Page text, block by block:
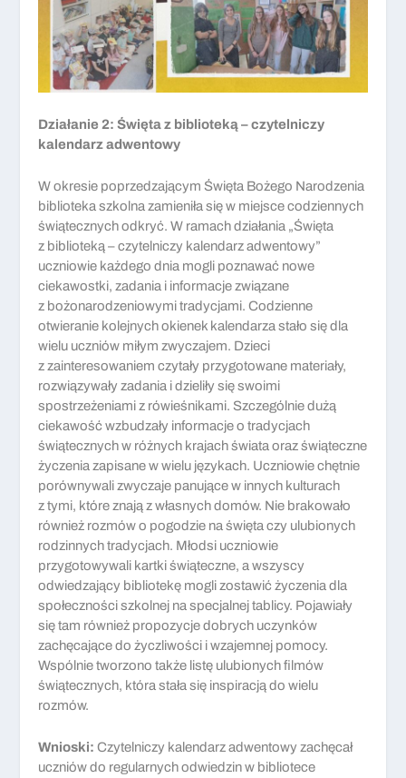
Działanie 2: Święta z biblioteką – czytelniczy
kalendarz adwentowy
W okresie poprzedzającym Święta Bożego Narodzenia
biblioteka szkolna zamieniła się w miejsce codziennych
świątecznych odkryć. W ramach działania „Święta
z biblioteką – czytelniczy kalendarz adwentowy”
uczniowie każdego dnia mogli poznawać nowe
ciekawostki, zadania i informacje związane
z bożonarodzeniowymi tradycjami. Codzienne
otwieranie kolejnych okienek kalendarza stało się dla
wielu uczniów miłym zwyczajem. Dzieci
z zainteresowaniem czytały przygotowane materiały,
rozwiązywały zadania i dzieliły się swoimi
spostrzeżeniami z rówieśnikami. Szczególnie dużą
ciekawość wzbudzały informacje o tradycjach
świątecznych w różnych krajach świata oraz świąteczne
życzenia zapisane w wielu językach. Uczniowie chętnie
porównywali zwyczaje panujące w innych kulturach
z tymi, które znają z własnych domów. Nie brakowało
również rozmów o pogodzie na święta czy ulubionych
rodzinnych tradycjach. Młodsi uczniowie
przygotowywali kartki świąteczne, a wszyscy
odwiedzający bibliotekę mogli zostawić życzenia dla
społeczności szkolnej na specjalnej tablicy. Pojawiały
się tam również propozycje dobrych uczynków
zachęcające do życzliwości i wzajemnej pomocy.
Wspólnie tworzono także listę ulubionych filmów
świątecznych, która stała się inspiracją do wielu
rozmów.
Wnioski: Czytelniczy kalendarz adwentowy zachęcał
uczniów do regularnych odwiedzin w bibliotece